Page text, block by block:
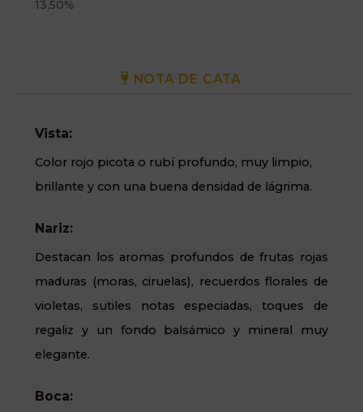
13,50%
NOTA DE CATA
Vista:
Color rojo picota o rubí profundo, muy limpio,
brillante y con una buena densidad de lágrima.
Nariz:
Destacan los aromas profundos de frutas rojas
maduras (moras, ciruelas), recuerdos florales de
violetas, sutiles notas especiadas, toques de
regaliz y un fondo balsámico y mineral muy
elegante.
Boca: